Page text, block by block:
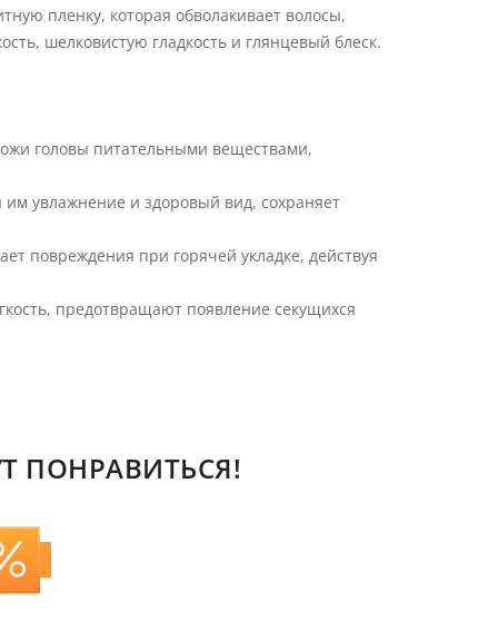
пленку, которая обволакивает волосы,
шелковистую гладкость и глянцевый блеск.
головы питательными веществами,
увлажнение и здоровый вид, сохраняет
повреждения при горячей укладке, действуя
предотвращают появление секущихся
ПОНРАВИТЬСЯ!